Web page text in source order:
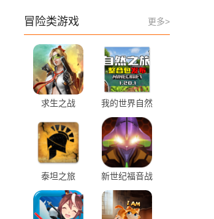
更多>
冒险类游戏
求生之战
我的世界自然
之旅3 v0.6 最
新版
泰坦之旅
v2.10.10 官方
版
新世纪福音战
士破晓 6.3.0
安卓版